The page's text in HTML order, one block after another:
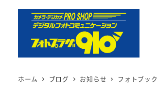
ホーム ブログ お知らせ フォトブック